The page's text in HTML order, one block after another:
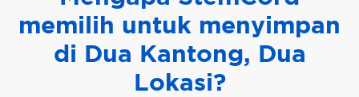
memilih untuk menyimpan
di Dua Kantong, Dua
Lokasi?